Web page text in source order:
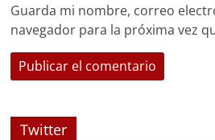
Guarda mi nombre, correo
navegador para la próxima vez
Twitter